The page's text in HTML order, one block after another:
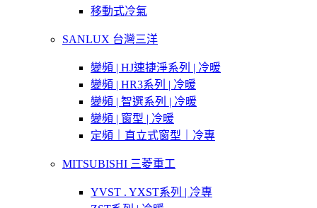
移動式冷氣
SANLUX 台灣三洋
變頻 | HJ速捷淨系列 | 冷暖
變頻 | HR3系列 | 冷暖
變頻 | 智選系列 | 冷暖
變頻 | 窗型 | 冷暖
定頻｜直立式窗型｜冷專
MITSUBISHI 三菱重工
YVST . YXST系列 | 冷專